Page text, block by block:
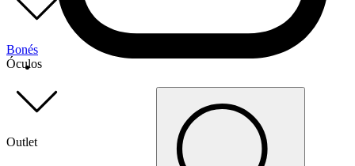
Bonés
Óculos
Outlet